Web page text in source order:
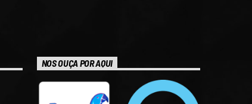
NOS OUÇA POR AQUI